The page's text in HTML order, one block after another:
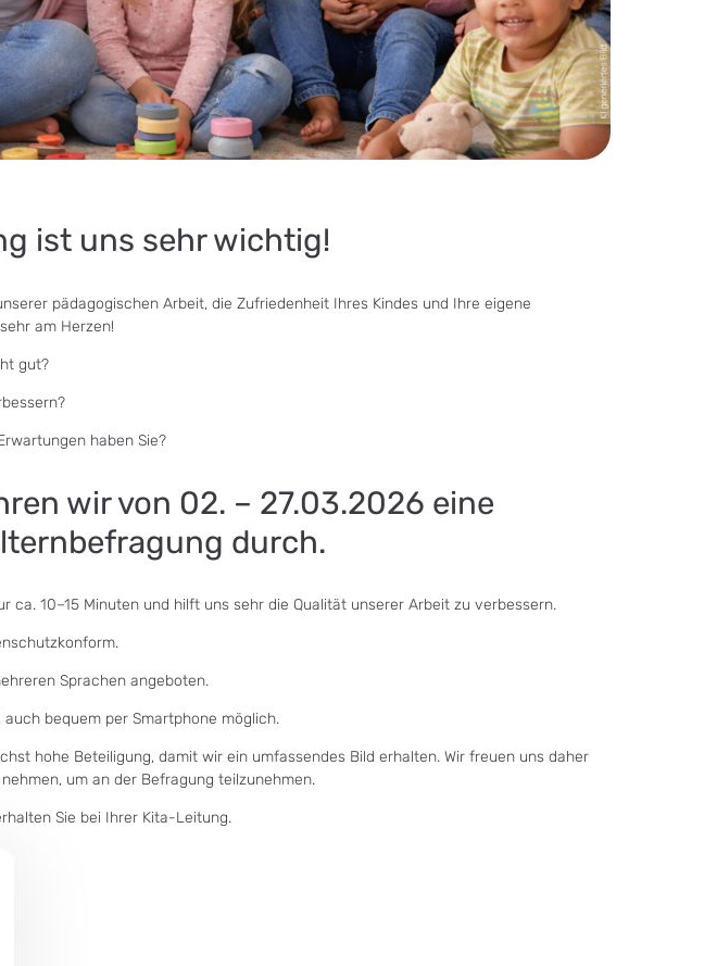
ist uns sehr wichtig!
pädagogischen Arbeit, die Zufriedenheit Ihres Kindes und Ihre eigene
am Herzen!
gut?
haben Sie?
wir von 02. – 27.03.2026 eine
durch.
ca. 10–15 Minuten und hilft uns sehr die Qualität unserer Arbeit zu verbessern.
Sprachen angeboten.
auch bequem per Smartphone möglich.
hohe Beteiligung, damit wir ein umfassendes Bild erhalten. Wir freuen uns daher
um an der Befragung teilzunehmen.
Sie bei Ihrer Kita-Leitung.